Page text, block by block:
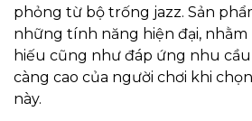
phỏng từ bộ trống jazz. Sản
những tính năng hiện đại,
hiếu cũng như đáp ứng nhu
càng cao của người chơi khi
này.